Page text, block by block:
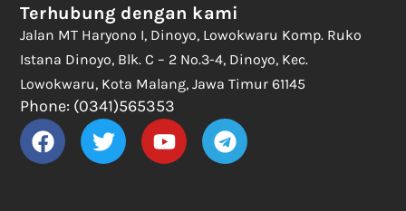
Terhubung dengan kami
Jalan MT Haryono I, Dinoyo, Lowokwaru Komp. Ruko
Istana Dinoyo, Blk. C – 2 No.3-4, Dinoyo, Kec.
Lowokwaru, Kota Malang, Jawa Timur 61145
Phone: (0341)565353